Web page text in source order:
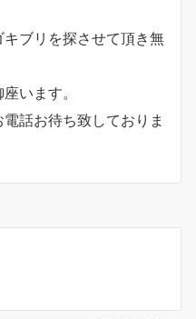
ブリを探させて頂き無
います。
話お待ち致しておりま